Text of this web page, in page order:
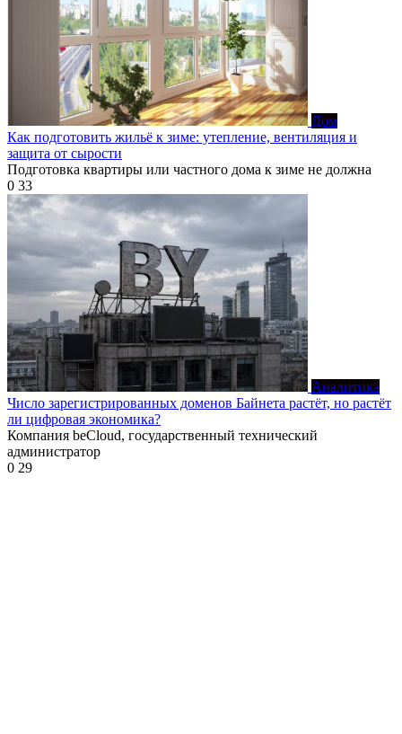
Дом
Как подготовить жильё к зиме: утепление, вентиляция и
защита от сырости
Подготовка квартиры или частного дома к зиме не должна
0 33
Аналитика
Число зарегистрированных доменов Байнета растёт, но растёт
ли цифровая экономика?
Компания beCloud, государственный технический
администратор
0 29